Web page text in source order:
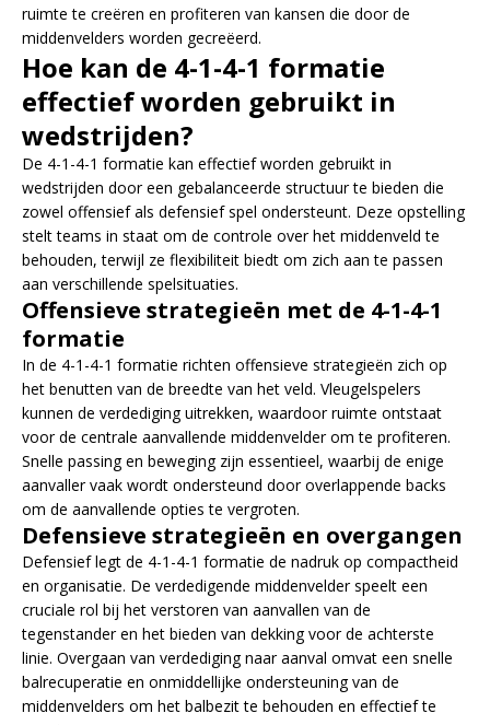
ruimte te creëren en profiteren van kansen die door de
middenvelders worden gecreëerd.
Hoe kan de 4-1-4-1 formatie
effectief worden gebruikt in
wedstrijden?
De 4-1-4-1 formatie kan effectief worden gebruikt in
wedstrijden door een gebalanceerde structuur te bieden die
zowel offensief als defensief spel ondersteunt. Deze opstelling
stelt teams in staat om de controle over het middenveld te
behouden, terwijl ze flexibiliteit biedt om zich aan te passen
aan verschillende spelsituaties.
Offensieve strategieën met de 4-1-4-1
formatie
In de 4-1-4-1 formatie richten offensieve strategieën zich op
het benutten van de breedte van het veld. Vleugelspelers
kunnen de verdediging uitrekken, waardoor ruimte ontstaat
voor de centrale aanvallende middenvelder om te profiteren.
Snelle passing en beweging zijn essentieel, waarbij de enige
aanvaller vaak wordt ondersteund door overlappende backs
om de aanvallende opties te vergroten.
Defensieve strategieën en overgangen
Defensief legt de 4-1-4-1 formatie de nadruk op compactheid
en organisatie. De verdedigende middenvelder speelt een
cruciale rol bij het verstoren van aanvallen van de
tegenstander en het bieden van dekking voor de achterste
linie. Overgaan van verdediging naar aanval omvat een snelle
balrecuperatie en onmiddellijke ondersteuning van de
middenvelders om het balbezit te behouden en effectief te